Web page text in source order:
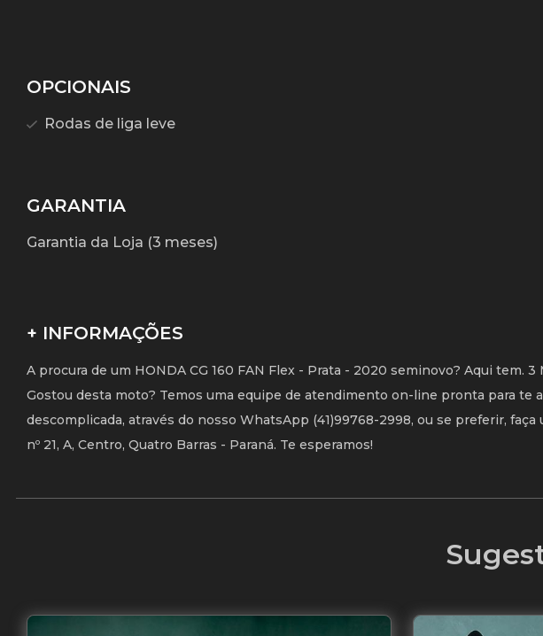
OPCIONAIS
Rodas de liga leve
GARANTIA
Garantia da Loja (3 meses)
+ INFORMAÇÕES
A procura de um HONDA CG 160 FAN Flex - Prata - 2020 seminovo? Aqui tem.
Gostou desta moto? Temos uma equipe de atendimento on-line pronta para te
descomplicada, através do nosso WhatsApp (41)99768-2998, ou se preferir,
nº 21, A, Centro, Quatro Barras - Paraná. Te esperamos!